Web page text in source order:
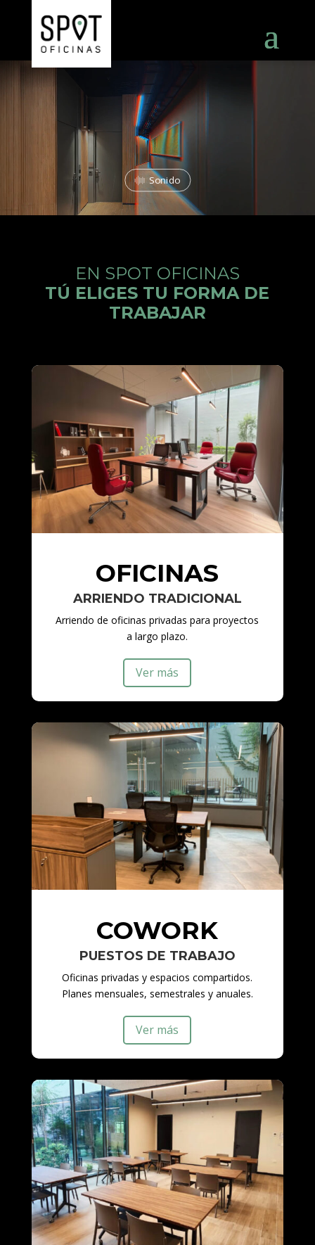
Reproductor
Sonido
EN SPOT OFICINAS
TÚ ELIGES TU FORMA DE
TRABAJAR
OFICINAS
ARRIENDO TRADICIONAL
Arriendo de oficinas privadas para proyectos
a largo plazo.
Ver más
COWORK
PUESTOS DE TRABAJO
Oficinas privadas y espacios compartidos.
Planes mensuales, semestrales y anuales.
Ver más